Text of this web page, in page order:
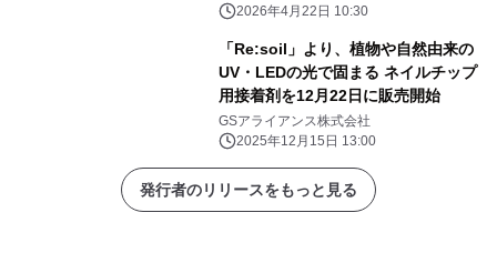
2026年4月22日 10:30
「Re:soil」より、植物や自然由来の
UV・LEDの光で固まる ネイルチップ
用接着剤を12月22日に販売開始
GSアライアンス株式会社
2025年12月15日 13:00
発行者のリリースをもっと見る